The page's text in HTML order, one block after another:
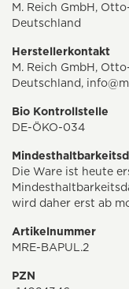
M. Reich GmbH,
Deutschland
Herstellerkontakt
M. Reich GmbH,
Deutschland,
Bio Kontrollstelle
DE-ÖKO-034
Die Ware ist heute
wird daher erst ab
Artikelnummer
MRE-BAPUL.2
PZN